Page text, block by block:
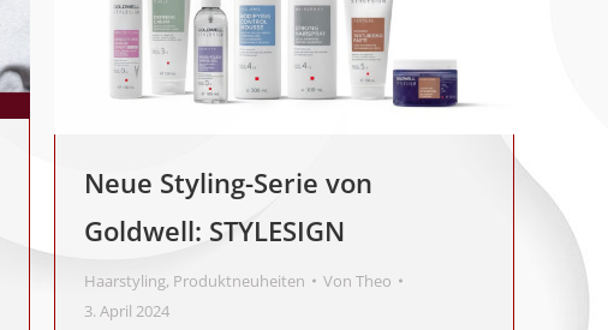
Neue Styling-Serie von
Goldwell: STYLESIGN
Haarstyling, Produktneuheiten Von Theo
3. April 2024